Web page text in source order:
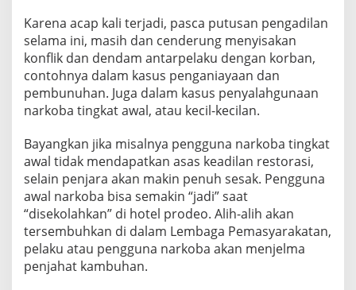
Karena acap kali terjadi, pasca putusan pengadilan
selama ini, masih dan cenderung menyisakan
konflik dan dendam antarpelaku dengan korban,
contohnya dalam kasus penganiayaan dan
pembunuhan. Juga dalam kasus penyalahgunaan
narkoba tingkat awal, atau kecil-kecilan.
Bayangkan jika misalnya pengguna narkoba tingkat
awal tidak mendapatkan asas keadilan restorasi,
selain penjara akan makin penuh sesak. Pengguna
awal narkoba bisa semakin “jadi” saat
“disekolahkan” di hotel prodeo. Alih-alih akan
tersembuhkan di dalam Lembaga Pemasyarakatan,
pelaku atau pengguna narkoba akan menjelma
penjahat kambuhan.